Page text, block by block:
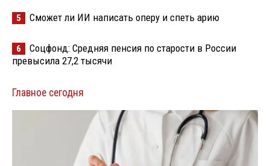
5 Сможет ли ИИ написать оперу и спеть арию
6
Соцфонд: Средняя пенсия по старости в России
превысила 27,2 тысячи
Главное сегодня